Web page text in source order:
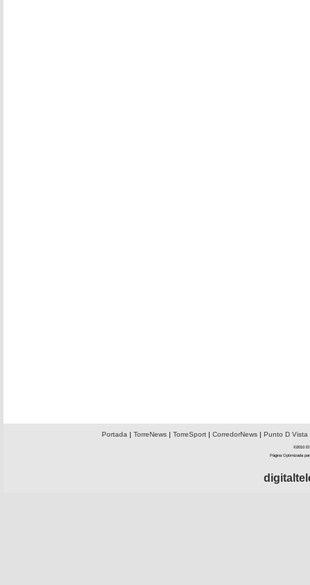
Portada | TorreNews| TorreSport| CorredorNews| Punto D Vista
©2010 El
Página Optimizada